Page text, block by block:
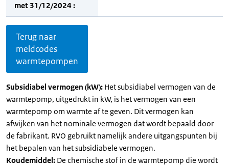
met 31/12/2024 :
Terug naar
meldcodes
warmtepompen
Subsidiabel vermogen (kW): Het subsidiabel vermogen van de
warmtepomp, uitgedrukt in kW, is het vermogen van een
warmtepomp om warmte af te geven. Dit vermogen kan
afwijken van het nominale vermogen dat wordt bepaald door
de fabrikant. RVO gebruikt namelijk andere uitgangspunten bij
het bepalen van het subsidiabele vermogen.
Koudemiddel: De chemische stof in de warmtepomp die wordt